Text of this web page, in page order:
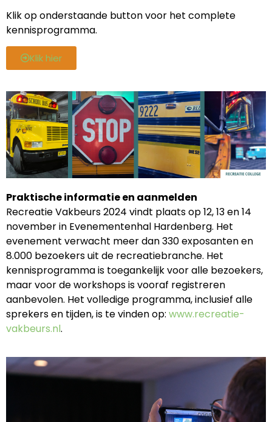
Klik op onderstaande button voor het complete
kennisprogramma.
Klik hier
Praktische informatie en aanmelden
Recreatie Vakbeurs 2024 vindt plaats op 12, 13 en 14
november in Evenementenhal Hardenberg. Het
evenement verwacht meer dan 330 exposanten en
8.000 bezoekers uit de recreatiebranche. Het
kennisprogramma is toegankelijk voor alle bezoekers,
maar voor de workshops is vooraf registreren
aanbevolen. Het volledige programma, inclusief alle
sprekers en tijden, is te vinden op: www.recreatie-
vakbeurs.nl.